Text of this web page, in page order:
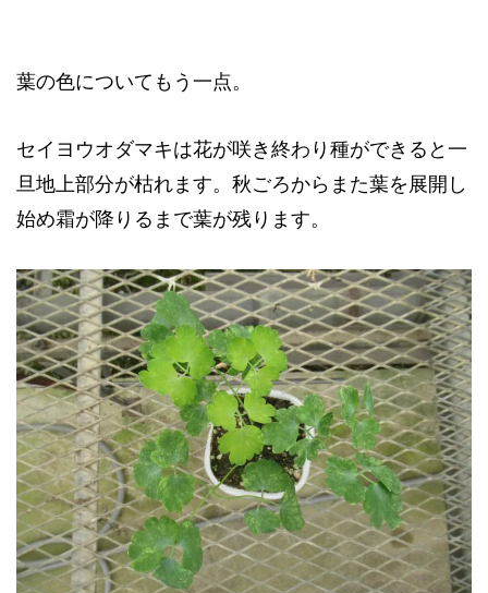
葉の色についてもう一点。
セイヨウオダマキは花が咲き終わり種ができると一
旦地上部分が枯れます。秋ごろからまた葉を展開し
始め霜が降りるまで葉が残ります。